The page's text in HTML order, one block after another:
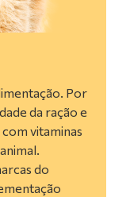
Por
da ração e
vitaminas
do